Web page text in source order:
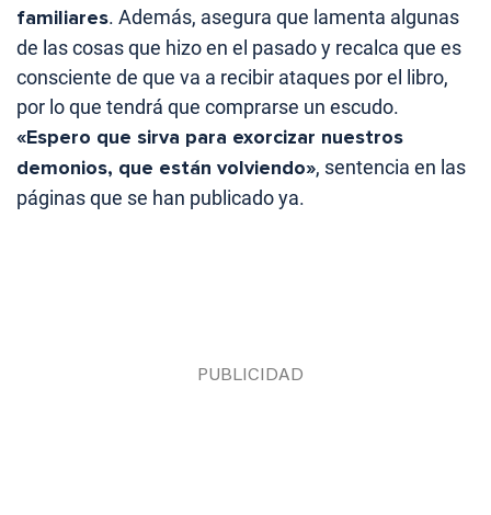
familiares. Además, asegura que lamenta algunas
de las cosas que hizo en el pasado y recalca que es
consciente de que va a recibir ataques por el libro,
por lo que tendrá que comprarse un escudo.
«Espero que sirva para exorcizar nuestros
demonios, que están volviendo», sentencia en las
páginas que se han publicado ya.